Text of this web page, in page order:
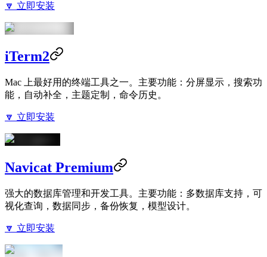
🔽 立即安装
iTerm2
Mac 上最好用的终端工具之一。主要功能：分屏显示，搜索功
能，自动补全，主题定制，命令历史。
🔽 立即安装
Navicat Premium
强大的数据库管理和开发工具。主要功能：多数据库支持，可
视化查询，数据同步，备份恢复，模型设计。
🔽 立即安装